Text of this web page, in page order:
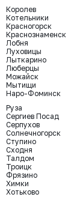
Королев
Котельники
Красногорск
Краснознаменск
Лобня
Луховицы
Лыткарино
Люберцы
Можайск
Мытищи
Наро-Фоминск
Руза
Сергиев Посад
Серпухов
Солнечногорск
Ступино
Сходня
Талдом
Троицк
Фрязино
Химки
Хотьково